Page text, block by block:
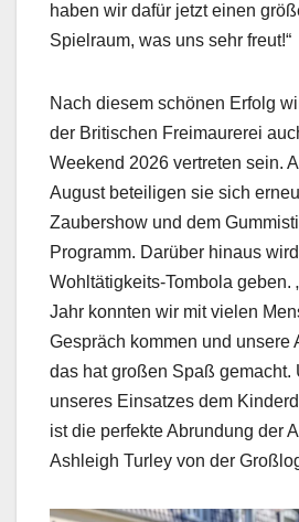
haben wir dafür jetzt einen
Spielraum, was uns sehr freut!“
Nach diesem schönen Erfolg
der Britischen Freimaurerei
Weekend 2026 vertreten sein.
August beteiligen sie sich
Zaubershow und dem
Programm. Darüber hinaus
Wohltätigkeits-Tombola geben.
Jahr konnten wir mit vielen
Gespräch kommen und unsere
das hat großen Spaß gemacht.
unseres Einsatzes dem
ist die perfekte Abrundung der
Ashleigh Turley von der